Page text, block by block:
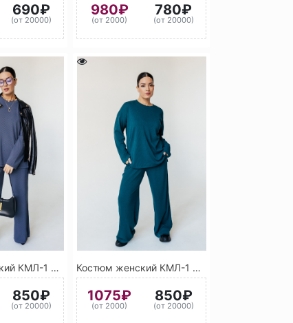
690₽
(от 20000)
980₽
(от 2000)
780₽
(от 20000)
Костюм женский КМЛ-1 9025 (Серый)
850₽
(от 20000)
Костюм женский КМЛ-1 6001 (Изумрудно-зелёный)
1075₽
(от 2000)
850₽
(от 20000)